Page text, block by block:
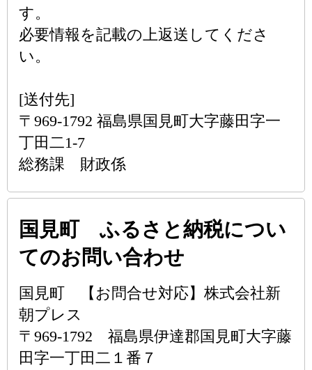
す。
必要情報を記載の上返送してくださ
い。
[送付先]
〒969-1792 福島県国見町大字藤田字一
丁田二1-7
総務課 財政係
国見町 ふるさと納税につい
てのお問い合わせ
国見町 【お問合せ対応】株式会社新
朝プレス
〒969-1792 福島県伊達郡国見町大字藤
田字一丁田二１番７